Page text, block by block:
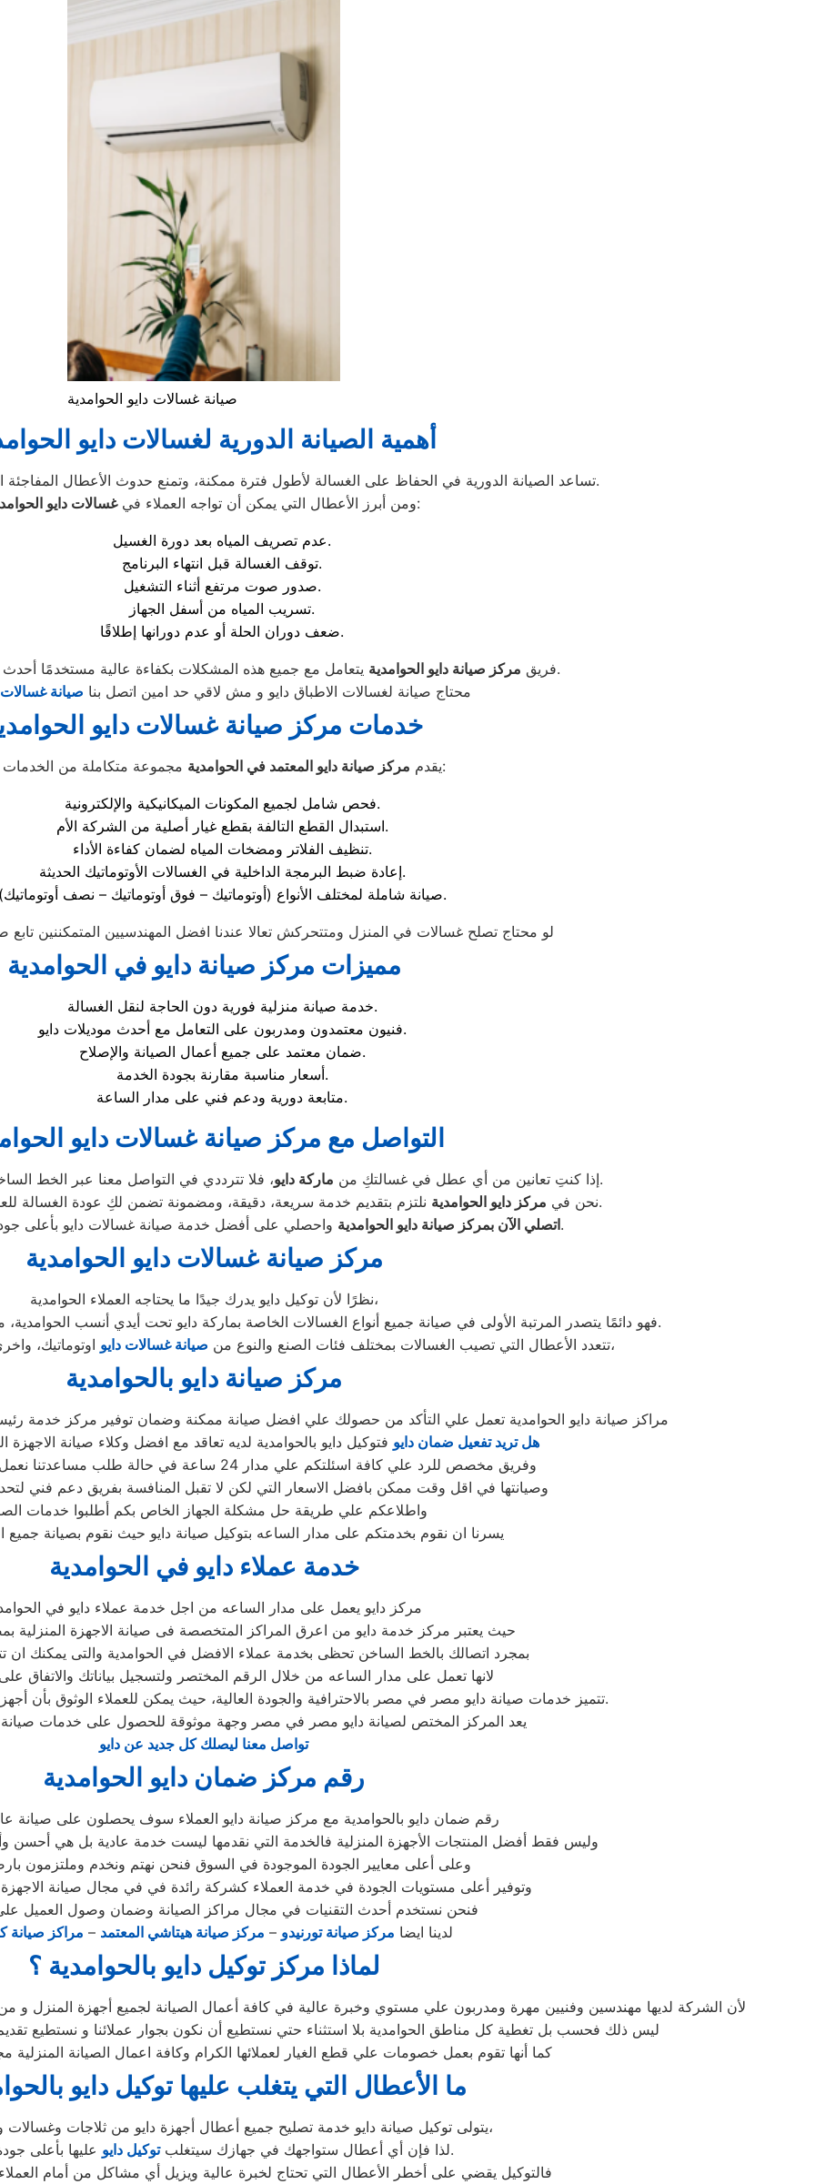
صيانة غسالات دايو الحوامدية
أهمية الصيانة الدورية لغسالات دايو
تساعد الصيانة الدورية في الحفاظ على الغسالة لأطول فترة ممكنة، وتمنع حدوث الأعطال المفاجئة التي قد تسبب توقف الجهاز تمامًا.
ومن أبرز الأعطال التي يمكن أن تواجه العملاء فيغسالات دايو :
عدم تصريف المياه بعد دورة الغسيل.
توقف الغسالة قبل انتهاء البرنامج.
صدور صوت مرتفع أثناء التشغيل.
تسريب المياه من أسفل الجهاز.
ضعف دوران الحلة أو عدم دورانها إطلاقًا.
فريق مركز صيانة دايو الحوامدية
يتعامل مع جميع هذه المشكلات بكفاءة عالية مستخدمًا أحدث أجهزة الفحص والتشخيص.
محتاج صيانة لغسالات الاطباق دايو و مش لاقي حد امين اتصل بنا صيانة غسالات
خدمات مركز صيانة غسالات دايو
يقدم مركز صيانة دايو المعتمد في الحوامدية مجموعة متكاملة من الخدمات تشمل:
فحص شامل لجميع المكونات الميكانيكية والإلكترونية.
استبدال القطع التالفة بقطع غيار أصلية من الشركة الأم.
تنظيف الفلاتر ومضخات المياه لضمان كفاءة الأداء.
إعادة ضبط البرمجة الداخلية في الغسالات الأوتوماتيك الحديثة.
صيانة شاملة لمختلف الأنواع (أوتوماتيك – فوق أوتوماتيك – نصف أوتوماتيك).
لو محتاج تصلح غسالات في المنزل ومتتحركش تعالا عندنا افضل المهندسيين المتمكننين تابع
مميزات مركز صيانة دايو في الحوامدية
خدمة صيانة منزلية فورية دون الحاجة لنقل الغسالة.
فنيون معتمدون ومدربون على التعامل مع أحدث موديلات دايو.
ضمان معتمد على جميع أعمال الصيانة والإصلاح.
أسعار مناسبة مقارنة بجودة الخدمة.
متابعة دورية ودعم فني على مدار الساعة.
التواصل مع مركز صيانة غسالات دايو
إذا كنتِ تعانين من أي عطل في غسالتكِ من ماركة دايو
، فلا تترددي في التواصل معنا عبر الخط الساخن أو من خلال موقعنا الإلكتروني.
نحن في مركز دايو الحوامدية
نلتزم بتقديم خدمة سريعة، دقيقة، ومضمونة تضمن لكِ عودة الغسالة للعمل بكفاءة تامة خلال وقت قصير.
اتصلي الآن بمركز صيانة دايو الحوامديةواحصلي على أفضل خدمة صيانة غسالات دايو بأعلى جودة وبأيدي فنيين متخصصين.
مركز صيانة غسالات دايو الحوامدية
نظرًا لأن توكيل دايو يدرك جيدًا ما يحتاجه العملاء الحوامدية،
فهو دائمًا يتصدر المرتبة الأولى في صيانة جميع أنواع الغسالات الخاصة بماركة دايو تحت أيدي أنسب الحوامدية، مع مراعاة توفير أفضل خدمات الدعم الفنى.
تتعدد الأعطال التي تصيب الغسالات بمختلف فئات الصنع والنوع من صيانة غسالات دايو اوتوماتيك، واخرى فوق اوتوماتيك، والنصف اتوماتيك،
مركز صيانة دايو بالحوامدية
مراكز صيانة دايو الحوامدية تعمل علي التأكد من حصولك علي افضل صيانة ممكنة وضمان توفير مركز خدمة
هل تريد تفعيل ضمان دايو فتوكيل دايو بالحوامدية لديه تعاقد مع افضل وكلاء صيانة الاجهزة
وفريق مخصص للرد علي كافة اسئلتكم علي مدار 24 ساعة في حالة طلب مساعدتنا نعمل علي توصيل اجهزتكم
وصيانتها في اقل وقت ممكن بافضل الاسعار التي لكن لا تقبل المنافسة بفريق دعم فني
واطلاعكم علي طريقة حل مشكلة الجهاز الخاص بكم أطلبوا خدمات
يسرنا ان نقوم بخدمتكم على مدار الساعه بتوكيل صيانة دايو حيث نقوم بصيانة جميع
خدمة عملاء دايو في الحوامدية
مركز دايو يعمل على مدار الساعه من اجل خدمة عملاء دايو في
حيث يعتبر مركز خدمة دايو من اعرق المراكز المتخصصة فى صيانة الاجهزة المنزلية
بمجرد اتصالك بالخط الساخن تحظى بخدمة عملاء الافضل في الحوامدية والتى يمكنك
لانها تعمل على مدار الساعه من خلال الرقم المختصر ولتسجيل بياناتك والاتفاق
تتميز خدمات صيانة دايو مصر في مصر بالاحترافية والجودة العالية، حيث يمكن للعملاء الوثوق بأن أجهزتهم في أيدي ذوي الخبرة والكفاءة.
يعد المركز المختص لصيانة دايو مصر في مصر وجهة موثوقة للحصول على خدمات صيانة
تواصل معنا ليصلك كل جديد عن دايو
رقم مركز ضمان دايو الحوامدية
رقم ضمان دايو بالحوامدية مع مركز صيانة دايو العملاء سوف يحصلون على صيانة
وليس فقط أفضل المنتجات الأجهزة المنزلية فالخدمة التي نقدمها ليست خدمة عادية بل هي أحسن
وعلى أعلى معايير الجودة الموجودة في السوق فنحن نهتم ونخدم وملتزمون
وتوفير أعلى مستويات الجودة في خدمة العملاء كشركة رائدة في في مجال صيانة الاجهزة
فنحن نستخدم أحدث التقنيات في مجال مراكز الصيانة وضمان وصول العميل
لدينا ايضا مركز صيانة تورنيدو – مركز صيانة هيتاشي المعتمد – مراكز صيانة
لماذا مركز توكيل دايو بالحوامدية ؟
لأن الشركة لديها مهندسين وفنيين مهرة ومدربون علي مستوي وخبرة عالية في كافة أعمال الصيانة لجميع أجهزة المنزل و
ليس ذلك فحسب بل تغطية كل مناطق الحوامدية بلا استثناء حتي نستطيع أن نكون بجوار عملائنا و نستطيع
كما أنها تقوم بعمل خصومات علي قطع الغيار لعملائها الكرام وكافة اعمال الصيانة المنزلية
ما الأعطال التي يتغلب عليها توكيل دايو
يتولى توكيل صيانة دايو خدمة تصليح جميع أعطال أجهزة دايو من ثلاجات وغسالات وديب فريزرات،
لذا فإن أي أعطال ستواجهك في جهازك سيتغلبتوكيل دايو
عليها بأعلى جودة ممكنة.
فالتوكيل يقضي على أخطر الأعطال التي تحتاج لخبرة عالية ويزيل أي مشاكل من أمام